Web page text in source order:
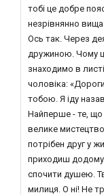
тобі це добре
незрівнянно вища
Ось так. Через
дружиною. Чому
знаходимо в
чоловіка:
тобою. Я іду
Найперше - те,
велике
потрібен друг у
приходиш
спочити душею.
милиця. О ні! Не